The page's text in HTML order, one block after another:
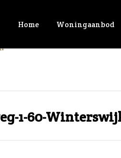
Home Woningaanbod
1-60-